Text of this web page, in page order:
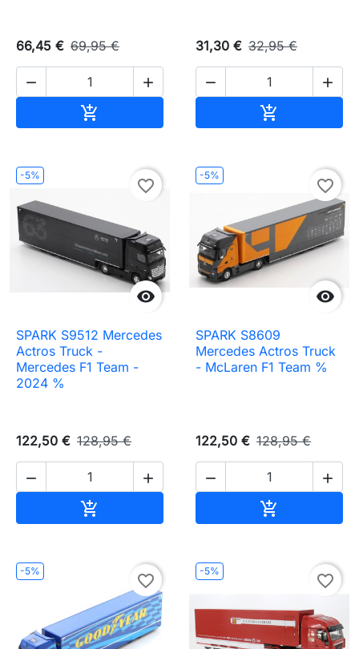
66,45 € 69,95 €
 

31,30 € 32,95 €
 

-5%

favorite_border
SPARK S9512 Mercedes
Actros Truck -
Mercedes F1 Team -
2024 %
122,50 € 128,95 €
 

-5%

favorite_border
SPARK S8609
Mercedes Actros Truck
- McLaren F1 Team %
122,50 € 128,95 €
 

-5%
favorite_border
-5%
favorite_border